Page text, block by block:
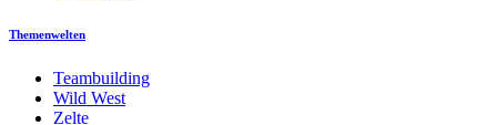
Themenwelten
Teambuilding
Wild West
Zelte